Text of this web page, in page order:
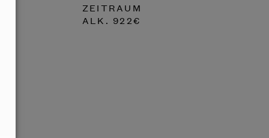
ZEITRAUM
ALK. 922€